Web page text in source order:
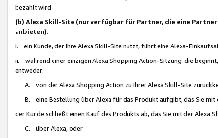
bezahlt wird
(b) Alexa Skill-Site (nur verfügbar für Partner, die eine
anbieten):
i. ein Kunde, der Ihre Alexa Skill-Site nutzt, führt eine Alexa-
ii. während einer einzigen Alexa Shopping Action-Sitzung, die
entweder:
A. von der Alexa Shopping Action zu Ihrer Alexa Skill-Site
B. eine Bestellung über Alexa für das Produkt aufgibt, das Sie mit
der Kunde schließt einen Kauf des Produkts ab, das Sie mit der Alexa
C. über Alexa, oder